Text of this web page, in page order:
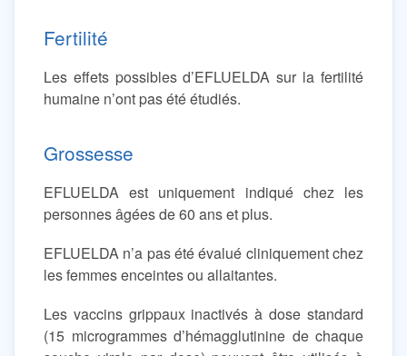
Fertilité
Les effets possibles d’EFLUELDA sur la fertilité
humaine n’ont pas été étudiés.
Grossesse
EFLUELDA est uniquement indiqué chez les
personnes âgées de 60 ans et plus.
EFLUELDA n’a pas été évalué cliniquement chez
les femmes enceintes ou allaitantes.
Les vaccins grippaux inactivés à dose standard
(15 microgrammes d’hémagglutinine de chaque